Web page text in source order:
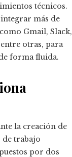
técnicos.
más de
Gmail, Slack,
otras, para
forma fluida.
la creación de
de trabajo
por dos